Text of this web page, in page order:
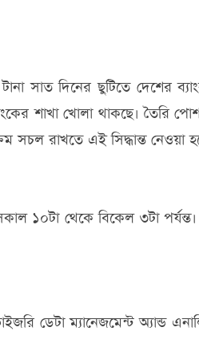
সাত দিনের ছুটিতে দেশের
শাখা খোলা থাকছে। তৈরি
সচল রাখতে এই সিদ্ধান্ত নেওয়া
১০টা থেকে বিকেল ৩টা
ডেটা ম্যানেজমেন্ট অ্যান্ড